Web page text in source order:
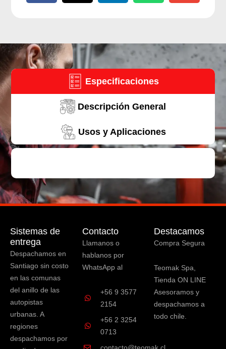
Especificaciones
Descripción General
Usos y Aplicaciones
Sistemas de
entrega
Despachamos en
Santiago sin costo
en las comunas
del anillo de las
autopistas
urbanas. A
regiones
despachamos por
Contacto
Llamanos o
hablanos por
WhatsApp al
+56 9 3577
2154
+56 2 3254
0713
contacto@teomak.cl
Destacamos
Compra Segura
Teomak Spa,
Tienda ON LINE
Asesoramos y
despachamos a
todo chile.